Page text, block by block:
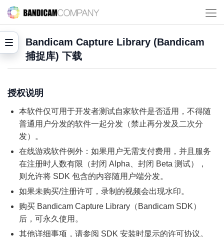
Bandicam Capture Library (Bandicam
捕捉库) 下载
授权说明
本软件仅可用于开发者测试自家软件是否适用，不得随
普通用户分发的软件一起分发（禁止再分发及二次分
发）。
在线游戏软件例外：如果用户无需支付费用，并且服务
在注册时人数有限（封闭 Alpha、封闭 Beta 测试），
则允许将 SDK 包含的内容随用户端分发。
如果未购买/注册许可，录制的视频会出现水印。
购买 Bandicam Capture Library（Bandicam SDK）
后，可永久使用。
其他详细事项，请参阅 SDK 安装时显示的许可协议。